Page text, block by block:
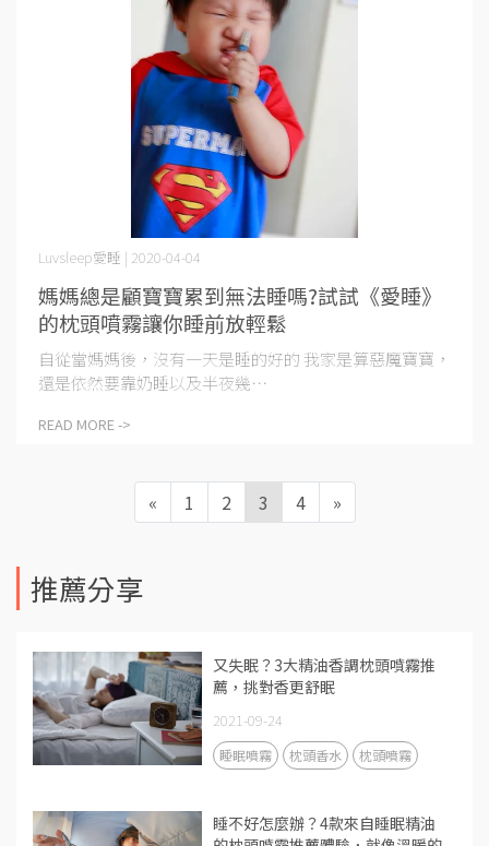
媽媽總是顧寶寶累到無法睡嗎?試試《愛睡》
的枕頭噴霧讓你睡前放輕鬆
Luvsleep愛睡 | 2020-04-04
自從當媽媽後，沒有一天是睡的好的 我家是算惡魔寶寶，
還是依然要靠奶睡以及半夜幾⋯
READ MORE ->
« 1 2 3 4 »
推薦分享
又失眠？3大精油香調枕頭噴霧推
薦，挑對香更舒眠
2021-09-24
睡眠噴霧 枕頭香水 枕頭噴霧
睡不好怎麼辦？4款來自睡眠精油